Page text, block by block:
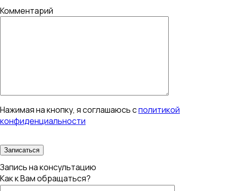
Комментарий
Нажимая на кнопку, я соглашаюсь сполитикой
конфиденциальности
Запись на консультацию
Как к Вам обращаться?